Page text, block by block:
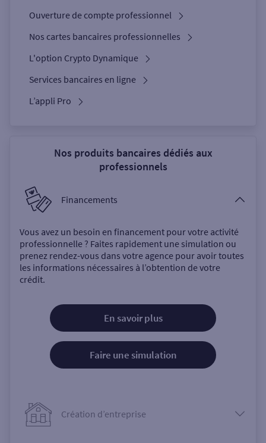
Ouverture de compte professionnel
Nos cartes bancaires professionnelles
L'option Crypto Dynamique
Services bancaires en ligne
L’appli Pro
Nos produits bancaires dédiés aux
professionnels
Financements
Vous avez un besoin en financement pour votre activité
professionnelle ? Faites rapidement une simulation ou
prenez rendez-vous dans votre agence pour avoir toutes
les informations nécessaires à l’obtention de votre
crédit.
En savoir plus
Faire une simulation
Création d’entreprise